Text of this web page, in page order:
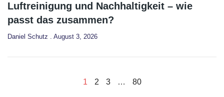
Luftreinigung und Nachhaltigkeit – wie
passt das zusammen?
Daniel Schutz August 3, 2026
1 2 3 … 80